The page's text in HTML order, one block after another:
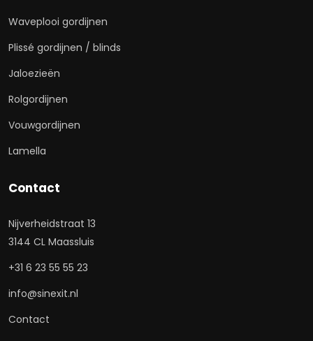
Waveplooi gordijnen
Plissé gordijnen / blinds
Jaloezieën
Rolgordijnen
Vouwgordijnen
Lamella
Contact
Nijverheidstraat 13
3144 CL Maassluis
+31 6 23 55 55 23
info@sinexit.nl
Contact